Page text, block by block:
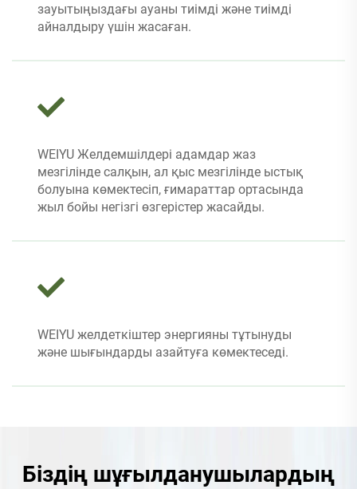
зауытыңыздағы ауаны тиімді және тиімді
айналдыру үшін жасаған.
WEIYU Желдемшілдері адамдар жаз
мезгілінде салқын, ал қыс мезгілінде ыстық
болуына көмектесіп, ғимараттар ортасында
жыл бойы негізгі өзгерістер жасайды.
WEIYU желдеткіштер энергияны тұтынуды
және шығындарды азайтуға көмектеседі.
Біздің шұғылданушылардың